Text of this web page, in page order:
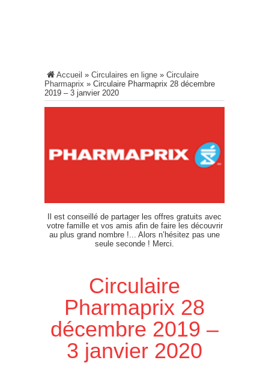
Accueil » Circulaires en ligne » Circulaire
Pharmaprix » Circulaire Pharmaprix 28 décembre
2019 – 3 janvier 2020
Il est conseillé de partager les offres gratuits avec
votre famille et vos amis afin de faire les découvrir
au plus grand nombre !... Alors n’hésitez pas une
seule seconde ! Merci.
Circulaire
Pharmaprix 28
décembre 2019 –
3 janvier 2020